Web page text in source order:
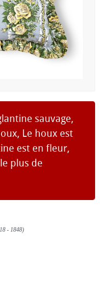
sauvage,
Le houx est
est en fleur,
plus de
- 1848)